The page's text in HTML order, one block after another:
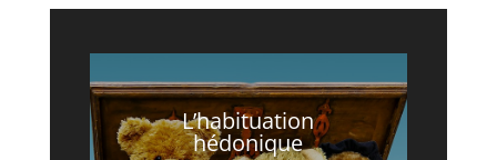
L’habituation
hédonique